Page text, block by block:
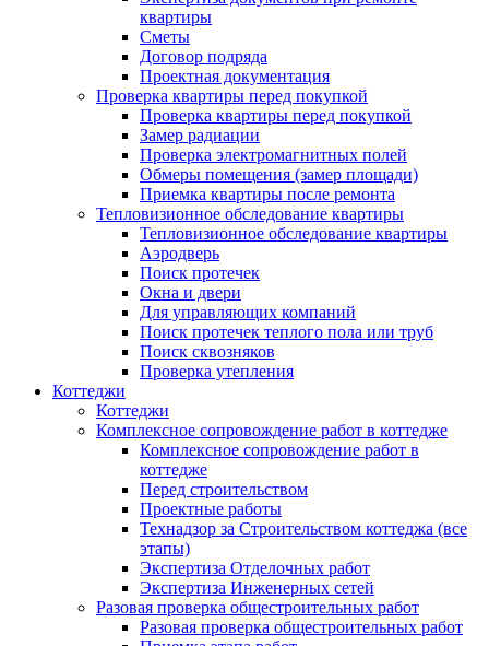
квартиры
Сметы
Договор подряда
Проектная документация
Проверка квартиры перед покупкой
Проверка квартиры перед покупкой
Замер радиации
Проверка электромагнитных полей
Обмеры помещения (замер площади)
Приемка квартиры после ремонта
Тепловизионное обследование квартиры
Тепловизионное обследование квартиры
Аэродверь
Поиск протечек
Окна и двери
Для управляющих компаний
Поиск протечек теплого пола или труб
Поиск сквозняков
Проверка утепления
Коттеджи
Коттеджи
Комплексное сопровождение работ в коттедже
Комплексное сопровождение работ в
коттедже
Перед строительством
Проектные работы
Технадзор за Строительством коттеджа (все
этапы)
Экспертиза Отделочных работ
Экспертиза Инженерных сетей
Разовая проверка общестроительных работ
Разовая проверка общестроительных работ